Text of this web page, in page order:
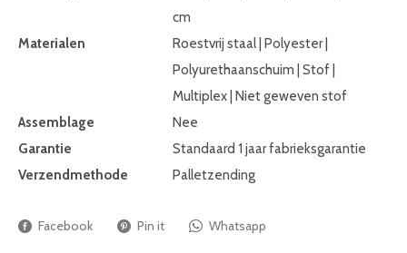
cm
Materialen
Roestvrij staal | Polyester |
Polyurethaanschuim | Stof |
Multiplex | Niet geweven stof
Assemblage
Nee
Garantie
Standaard 1 jaar fabrieksgarantie
Verzendmethode
Palletzending
Facebook Pin it Whatsapp